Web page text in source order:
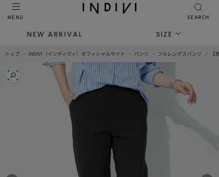
MENU SEARCH
NEW ARRIVAL SIZE
トップ INDIVI（インディヴィ）オフィシャルサイト パンツ フルレングスパンツ